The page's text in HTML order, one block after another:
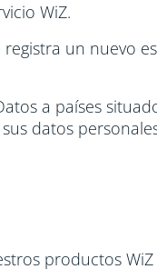
WiZ.
un nuevo
a países
datos
productos WiZ